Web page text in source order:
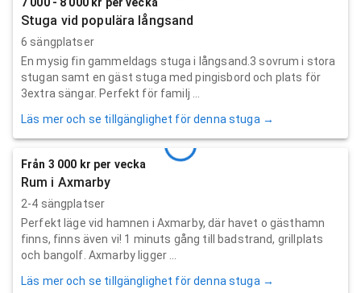
Stuga vid populära långsand
6 sängplatser
En mysig fin gammeldags stuga i långsand.3 sovrum i stora
stugan samt en gäst stuga med pingisbord och plats för
3extra sängar. Perfekt för familj ...
Läs mer och se tillgänglighet för denna stuga →
Från 3 000 kr per vecka
Rum i Axmarby
2-4 sängplatser
Perfekt läge vid hamnen i Axmarby, där havet o gästhamn
finns, finns även vi! 1 minuts gång till badstrand, grillplats
och bangolf. Axmarby ligger ...
Läs mer och se tillgänglighet för denna stuga →